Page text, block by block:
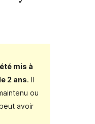
mis à
2 ans. Il
ou
avoir